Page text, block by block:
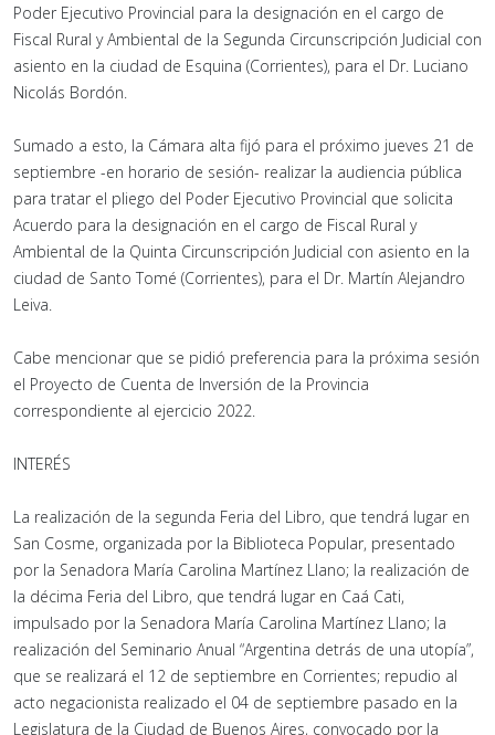
Poder Ejecutivo Provincial para la designación en el cargo de
Fiscal Rural y Ambiental de la Segunda Circunscripción Judicial con
asiento en la ciudad de Esquina (Corrientes), para el Dr. Luciano
Nicolás Bordón.
Sumado a esto, la Cámara alta fijó para el próximo jueves 21 de
septiembre -en horario de sesión- realizar la audiencia pública
para tratar el pliego del Poder Ejecutivo Provincial que solicita
Acuerdo para la designación en el cargo de Fiscal Rural y
Ambiental de la Quinta Circunscripción Judicial con asiento en la
ciudad de Santo Tomé (Corrientes), para el Dr. Martín Alejandro
Leiva.
Cabe mencionar que se pidió preferencia para la próxima sesión
el Proyecto de Cuenta de Inversión de la Provincia
correspondiente al ejercicio 2022.
INTERÉS
La realización de la segunda Feria del Libro, que tendrá lugar en
San Cosme, organizada por la Biblioteca Popular, presentado
por la Senadora María Carolina Martínez Llano; la realización de
la décima Feria del Libro, que tendrá lugar en Caá Cati,
impulsado por la Senadora María Carolina Martínez Llano; la
realización del Seminario Anual “Argentina detrás de una utopía”,
que se realizará el 12 de septiembre en Corrientes; repudio al
acto negacionista realizado el 04 de septiembre pasado en la
Legislatura de la Ciudad de Buenos Aires, convocado por la